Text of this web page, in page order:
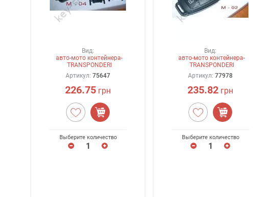
Вид:
авто-мото контейнера-
TRANSPONDERI
Артикул:75647
226.75 грн
Выберите количество
Вид:
авто-мото контейнера-
TRANSPONDERI
Артикул:77978
235.82 грн
Выберите количество